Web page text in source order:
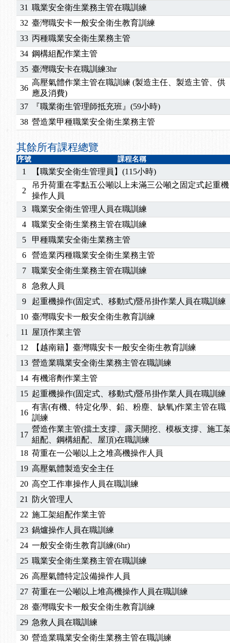
31 職業安全衛生業務主管在職訓練
32 臺灣職安卡一般安全衛生教育訓練
33 丙種職業安全衛生業務主管
34 鋼構組配作業主管
35 臺灣職安卡在職訓練3hr
36
高壓氣體作業主管在職訓練 (製造主任、製造主管、供
應及消費)
37
『職業衛生管理師抵充班』(59小時)
38 營造業甲種職業安全衛生業務主管
其餘所有課程總覽
序號 課程名稱
1 【職業安全衛生管理員】(115小時)
2
吊升荷重在零點五公噸以上未滿三公噸之固定式起重機
操作人員
3
職業安全衛生管理人員在職訓練
4
職業安全衛生業務主管在職訓練
5
甲種職業安全衛生業務主管
6
營造業丙種職業安全衛生業務主管
7
職業安全衛生業務主管在職訓練
8
急救人員
9
起重機操作(固定式、移動式)暨吊掛作業人員在職訓練
10 臺灣職安卡一般安全衛生教育訓練
11
屋頂作業主管
12
【越南籍】臺灣職安卡一般安全衛生教育訓練
13 營造業職業安全衛生業務主管在職訓練
14 有機溶劑作業主管
15 起重機操作(固定式、移動式)暨吊掛作業人員在職訓練
16
有害(有機、特定化學、鉛、粉塵、缺氧)作業主管在職
訓練
17
營造作業主管(擋土支撐、露天開挖、模板支撐、施工
組配、鋼構組配、屋頂)在職訓練
18 荷重在一公噸以上之堆高機操作人員
19 高壓氣體製造安全主任
20 高空工作車操作人員在職訓練
21
防火管理人
22 施工架組配作業主管
23 鍋爐操作人員在職訓練
24 一般安全衛生教育訓練(6hr)
25 職業安全衛生業務主管在職訓練
26 高壓氣體特定設備操作人員
27 荷重在一公噸以上堆高機操作人員在職訓練
28 臺灣職安卡一般安全衛生教育訓練
29 急救人員在職訓練
30 營造業職業安全衛生業務主管在職訓練